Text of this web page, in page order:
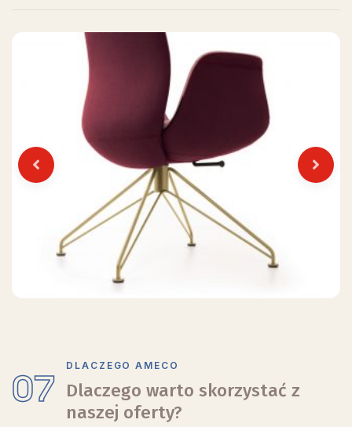
Previous Next
07
DLACZEGO AMECO
Dlaczego warto skorzystać z
naszej oferty?